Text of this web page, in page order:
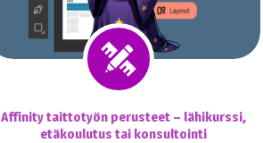
Affinity taittotyön perusteet – lähikurssi,
etäkoulutus tai konsultointi